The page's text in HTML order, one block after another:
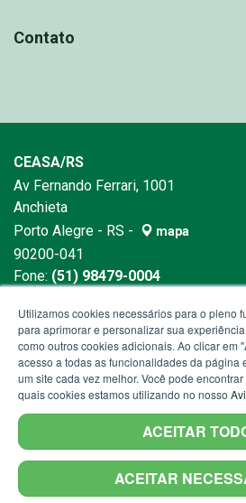
Contato
CEASA/RS
Av Fernando Ferrari, 1001
Anchieta
Porto Alegre - RS -
mapa
90200-041
Fone: (51) 98479-0004
Utilizamos cookies necessários para o pleno
para aprimorar e personalizar sua
como outros cookies adicionais. Ao clicar em
acesso a todas as funcionalidades da página
um site cada vez melhor. Você pode
quais cookies estamos utilizando no nosso
ACEITAR
ACEITAR